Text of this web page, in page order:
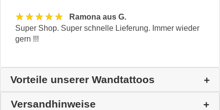
★★★★★
Ramona aus G.
Super Shop. Super schnelle Lieferung. Immer wieder
gern !!!
Vorteile unserer Wandtattoos
Versandhinweise